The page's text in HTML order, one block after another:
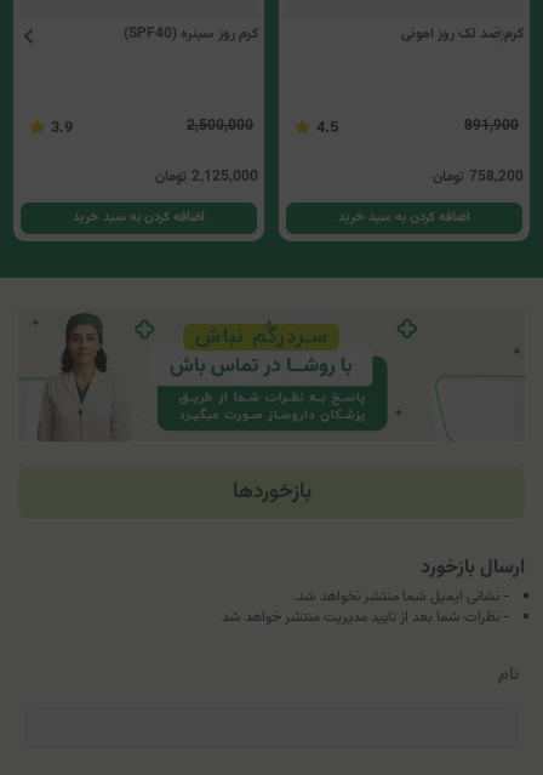
891,900
758,200 تومان
اضافه کردن به سبد خرید
کرم روز سینره (SPF40)
2,500,000
3.9
2,125,000 تومان
اضافه کردن به سبد خرید
ارسال بازخورد
- نظرات شما بعد از تایید مدیریت منتشر خواهد شد